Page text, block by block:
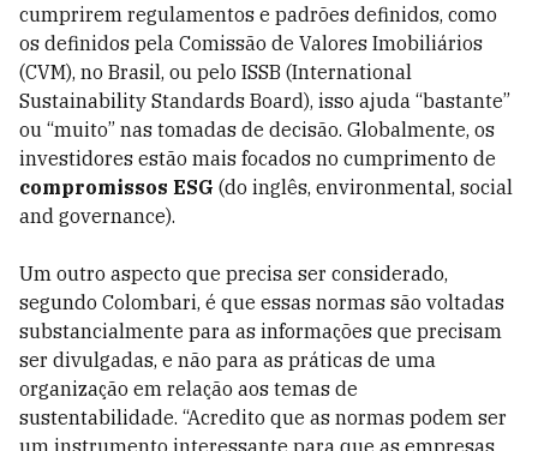
cumprirem regulamentos e padrões definidos, como
os definidos pela Comissão de Valores Imobiliários
(CVM), no Brasil, ou pelo ISSB (International
Sustainability Standards Board), isso ajuda “bastante”
ou “muito” nas tomadas de decisão. Globalmente, os
investidores estão mais focados no cumprimento de
compromissos ESG (do inglês, environmental, social
and governance).
Um outro aspecto que precisa ser considerado,
segundo Colombari, é que essas normas são voltadas
substancialmente para as informações que precisam
ser divulgadas, e não para as práticas de uma
organização em relação aos temas de
sustentabilidade. “Acredito que as normas podem ser
um instrumento interessante para que as empresas